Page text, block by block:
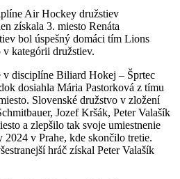
Air Hockey družstiev
získala 3. miesto Renáta
bol úspešný domáci tím Lions
kategórii družstiev.
disciplíne Biliard Hokej – Šprtec
dosiahla Mária Pastorková z tímu
Slovenské družstvo v zložení
Jozef Kršák, Peter Valašík
a zlepšilo tak svoje umiestnenie
v Prahe, kde skončilo tretie.
hráč získal Peter Valašík